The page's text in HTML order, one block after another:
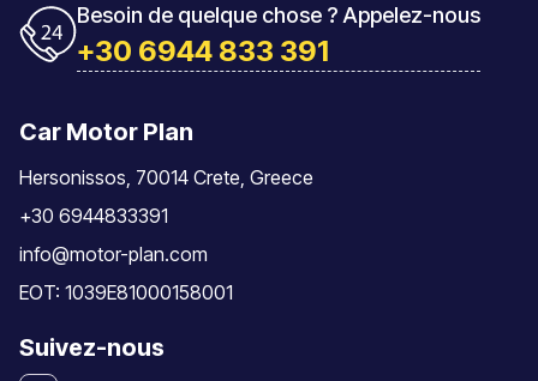
Besoin de quelque chose ? Appelez-nous
+30 6944 833 391
Car Motor Plan
Hersonissos, 70014 Crete, Greece
+30 6944833391
info@motor-plan.com
EOT: 1039E81000158001
Suivez-nous